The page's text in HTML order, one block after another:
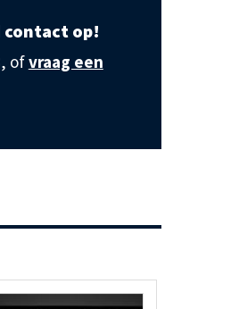
op!
, ofvraag een